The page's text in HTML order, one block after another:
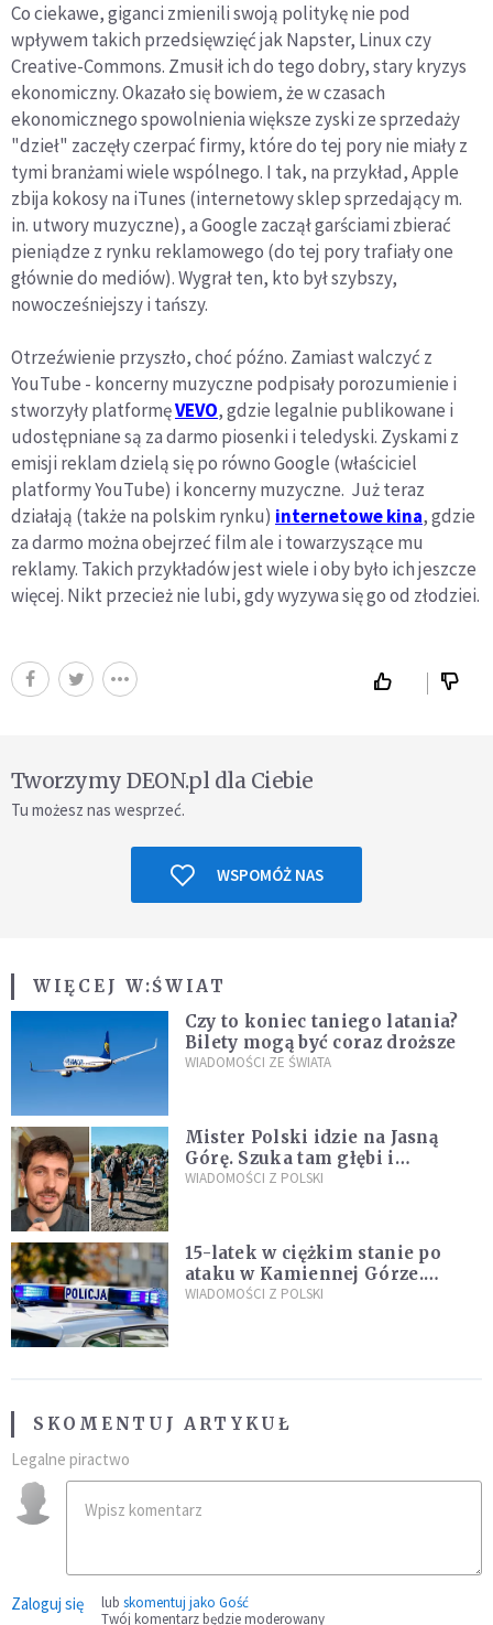
Co ciekawe, giganci zmienili swoją politykę nie pod
wpływem takich przedsięwzięć jak Napster, Linux czy
Creative-Commons. Zmusił ich do tego dobry, stary kryzys
ekonomiczny. Okazało się bowiem, że w czasach
ekonomicznego spowolnienia większe zyski ze sprzedaży
"dzieł" zaczęły czerpać firmy, które do tej pory nie miały z
tymi branżami wiele wspólnego. I tak, na przykład, Apple
zbija kokosy na iTunes (internetowy sklep sprzedający m.
in. utwory muzyczne), a Google zaczął garściami zbierać
pieniądze z rynku reklamowego (do tej pory trafiały one
głównie do mediów). Wygrał ten, kto był szybszy,
nowocześniejszy i tańszy.
Otrzeźwienie przyszło, choć późno. Zamiast walczyć z
YouTube - koncerny muzyczne podpisały porozumienie i
stworzyły platformęVEVO, gdzie legalnie publikowane i
udostępniane są za darmo piosenki i teledyski. Zyskami z
emisji reklam dzielą się po równo Google (właściciel
platformy YouTube) i koncerny muzyczne. Już teraz
działają (także na polskim rynku) internetowe kina, gdzie
za darmo można obejrzeć film ale i towarzyszące mu
reklamy. Takich przykładów jest wiele i oby było ich jeszcze
więcej. Nikt przecież nie lubi, gdy wyzywa się go od złodziei.
Tworzymy DEON.pl dla Ciebie
Tu możesz nas wesprzeć.
WSPOMÓŻ NAS
WIĘCEJ W:ŚWIAT
Czy to koniec taniego latania?
Bilety mogą być coraz droższe
WIADOMOŚCI ZE ŚWIATA
Mister Polski idzie na Jasną
Górę. Szuka tam głębi i
spotkania
WIADOMOŚCI Z POLSKI
15-latek w ciężkim stanie po
ataku w Kamiennej Górze.
Policja zatrzymała dwóch
WIADOMOŚCI Z POLSKI
SKOMENTUJ ARTYKUŁ
Legalne piractwo
Zaloguj się lub skomentuj jako Gość
Twój komentarz będzie moderowany